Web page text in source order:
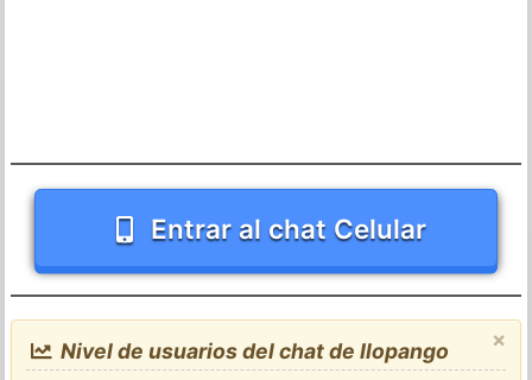
Entrar al chat Celular
×
Nivel de usuarios del chat de Ilopango